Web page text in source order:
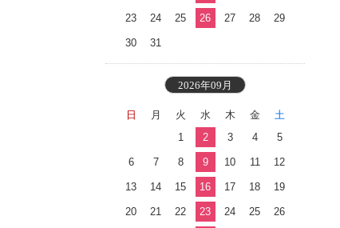
23 24 25 26 27 28 29
30 31
2026年09月
日 月 火 水 木 金
土
1
2 3 4 5
6 7 8 9 10 11 12
13 14 15 16 17 18 19
20 21 22 23 24 25 26